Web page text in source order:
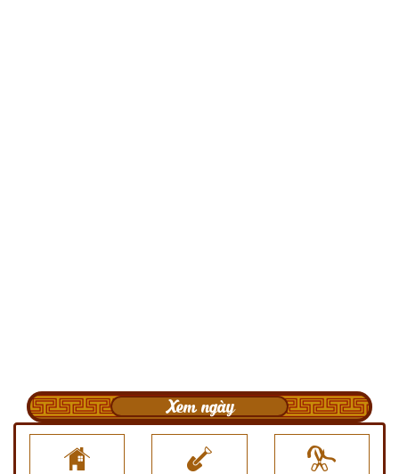
Xem ngày